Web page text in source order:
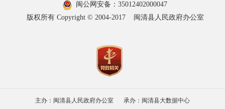
闽公网安备： 35012402000047
版权所有 Copyright © 2004-2017
闽清县人民政府办公室
主办：闽清县人民政府办公室 承办：闽清县大数据中心